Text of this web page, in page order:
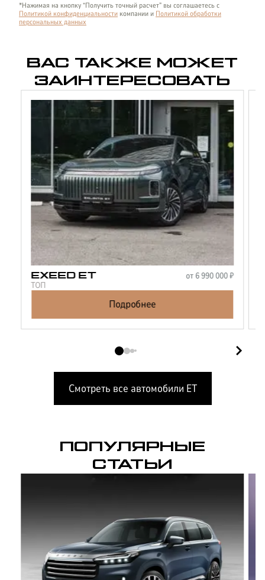
*Нажимая на кнопку “Получить точный расчет” вы соглашаетесь с
Политикой конфиденциальности компании и Политикой обработки
персональных данных
ВАС ТАКЖЕ МОЖЕТ
ЗАИНТЕРЕСОВАТЬ
EXEED ET от6 990 000₽
ТОП
Подробнее
Смотреть все автомобили ET
ПОПУЛЯРНЫЕ
СТАТЬИ